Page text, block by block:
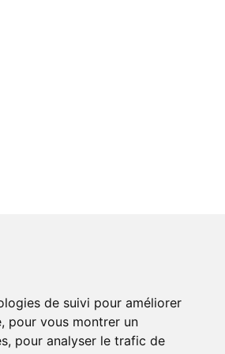
de suivi pour améliorer
pour vous montrer un
pour analyser le trafic de